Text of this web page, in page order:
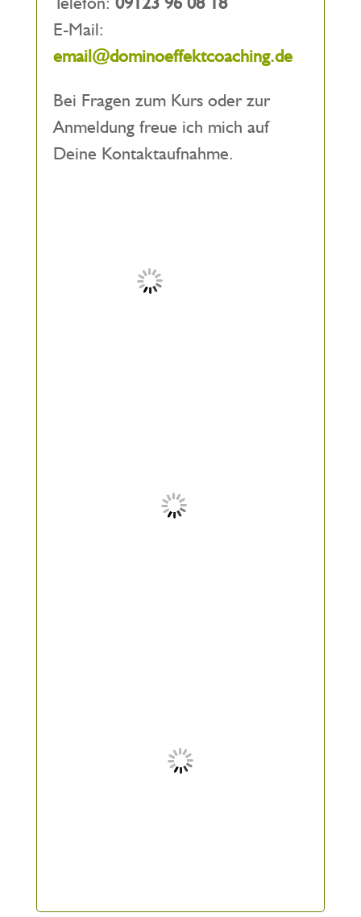
E-Mail:
email@dominoeffektcoaching.de
Bei Fragen zum Kurs oder zur
Anmeldung freue ich mich auf
Deine Kontaktaufnahme.